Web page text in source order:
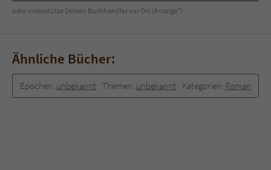
oder unterstütze Deinen Buchhändler vor Ort (Anzeige*)
Ähnliche Bücher:
Epochen: unbekannt Themen: unbekannt Kategorien: Roman